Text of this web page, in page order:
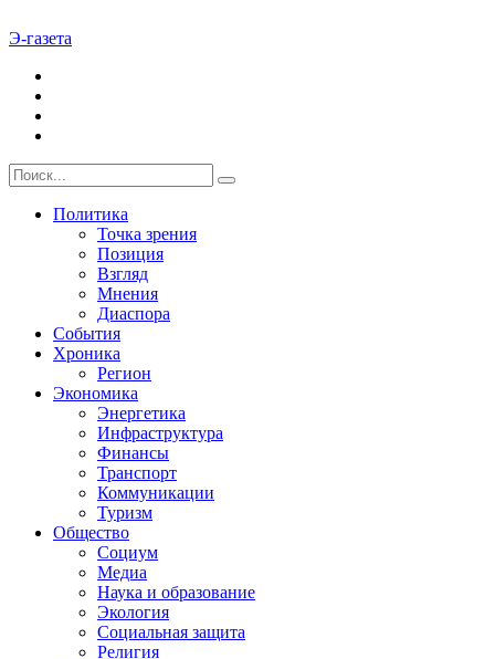
Э-газета
Политика
Точка зрения
Позиция
Взгляд
Мнения
Диаспора
События
Хроника
Регион
Экономика
Энергетика
Инфраструктура
Финансы
Транспорт
Коммуникации
Туризм
Общество
Социум
Медиа
Наука и образование
Экология
Социальная защита
Религия